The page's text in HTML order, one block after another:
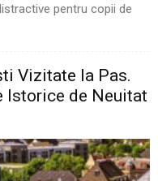
pentru copii de
Vizitate la Pas.
Istorice de Neuitat